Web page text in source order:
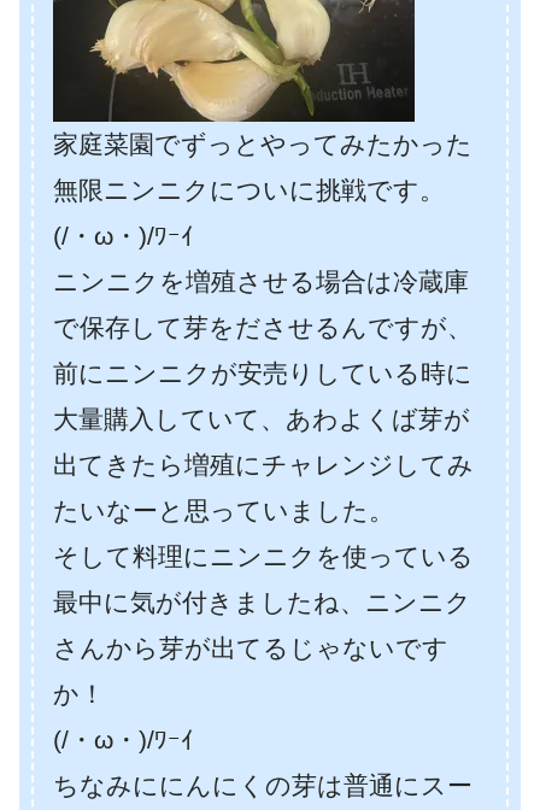
家庭菜園でずっとやってみたかった
無限ニンニクについに挑戦です。
(/・ω・)/ﾜｰｲ
ニンニクを増殖させる場合は冷蔵庫
で保存して芽をださせるんですが、
前にニンニクが安売りしている時に
大量購入していて、あわよくば芽が
出てきたら増殖にチャレンジしてみ
たいなーと思っていました。
そして料理にニンニクを使っている
最中に気が付きましたね、ニンニク
さんから芽が出てるじゃないです
か！
(/・ω・)/ﾜｰｲ
ちなみににんにくの芽は普通にスー